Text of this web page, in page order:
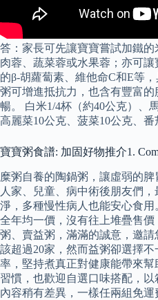
答：家長可先讓寶寶嘗試加鐵
肉蓉、蔬菜蓉或水果蓉；亦可
的β-胡蘿蔔素、維他命C和E等
粥可增進抵抗力，也含有豐富
暢。 白米1/4杯（約40公克）、
高麗菜10公克、菠菜10公克、番
寶寶粥食譜: 加固好物推介1.
糜粥自養的陶鍋粥，讓虛弱的
人家、兒童、病中術後朋友們
淨，多種慢性病人也能安心食用
全年均一價，沒有往上堆疊售
粥、賣益粥，滿滿的誠意，邀
該超過20家，然而益粥卻選擇
率，堅持煮真正對健康能帶來
習慣，也歡迎自選口味搭配，
內容稍有差異，一樣任兩組免